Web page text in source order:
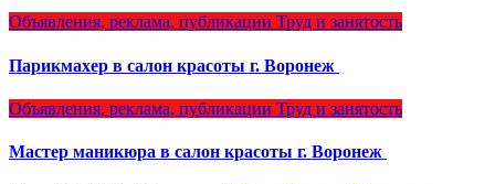
Объявления, реклама, публикации Труд и занятость
Парикмахер в салон красоты г. Воронеж
Объявления, реклама, публикации Труд и занятость
Мастер маникюра в салон красоты г. Воронеж